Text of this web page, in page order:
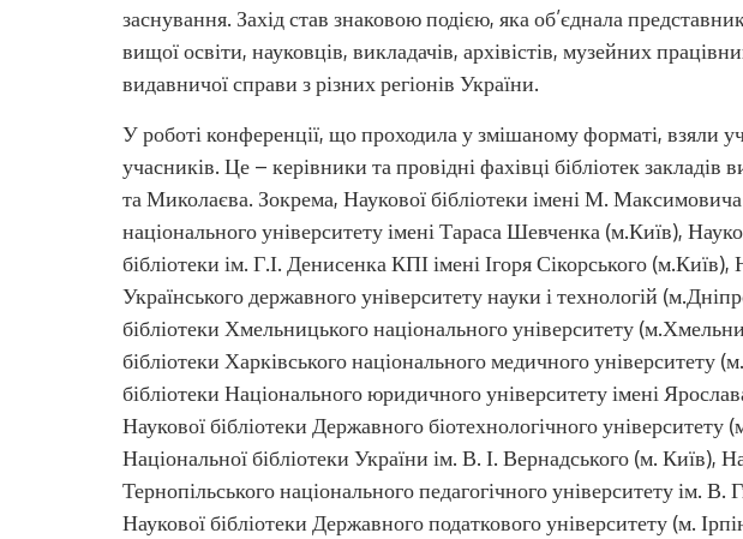
заснування. Захід став знаковою подією, яка об’єднала
вищої освіти, науковців, викладачів, архівістів, музейних
видавничої справи з різних регіонів України.
У роботі конференції, що проходила у змішаному форматі, взяли
учасників. Це – керівники та провідні фахівці бібліотек закладів
та Миколаєва. Зокрема, Наукової бібліотеки імені М.
національного університету імені Тараса Шевченка (м.Київ),
бібліотеки ім. Г.І. Денисенка КПІ імені Ігоря Сікорського (м.Київ),
Українського державного університету науки і технологій
бібліотеки Хмельницького національного університету
бібліотеки Харківського національного медичного університету
бібліотеки Національного юридичного університету імені
Наукової бібліотеки Державного біотехнологічного університету
Національної бібліотеки України ім. В. І. Вернадського (м. Київ),
Тернопільського національного педагогічного університету ім. В.
Наукової бібліотеки Державного податкового університету (м.